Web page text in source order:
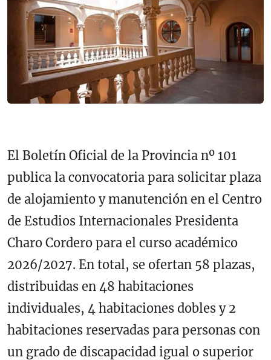
El Boletín Oficial de la Provincia nº 101
publica la convocatoria para solicitar plaza
de alojamiento y manutención en el Centro
de Estudios Internacionales Presidenta
Charo Cordero para el curso académico
2026/2027. En total, se ofertan 58 plazas,
distribuidas en 48 habitaciones
individuales, 4 habitaciones dobles y 2
habitaciones reservadas para personas con
un grado de discapacidad igual o superior